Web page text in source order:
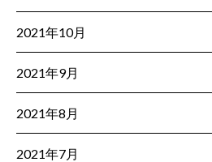
2021年10月
2021年9月
2021年8月
2021年7月